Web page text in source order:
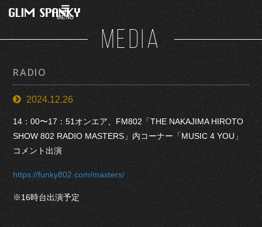
MENU
MEDIA
RADIO
2024.12.26
14：00〜17：51オンエア、FM802「THE NAKAJIMA HIROTO
SHOW 802 RADIO MASTERS」内コーナー「MUSIC 4 YOU」
コメント出演
https://funky802.com/masters/
※16時台出演予定